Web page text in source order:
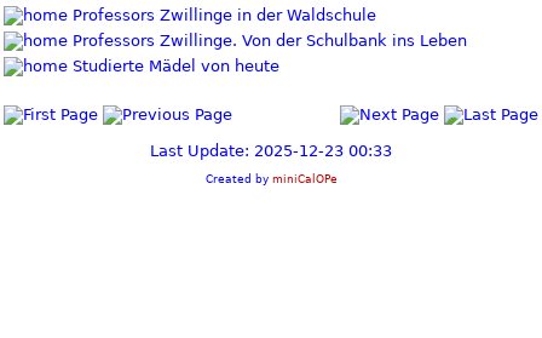
Professors Zwillinge in der Waldschule
Professors Zwillinge. Von der Schulbank ins Leben
Studierte Mädel von heute
Last Update: 2025-12-23 00:33
Created by miniCalOPe